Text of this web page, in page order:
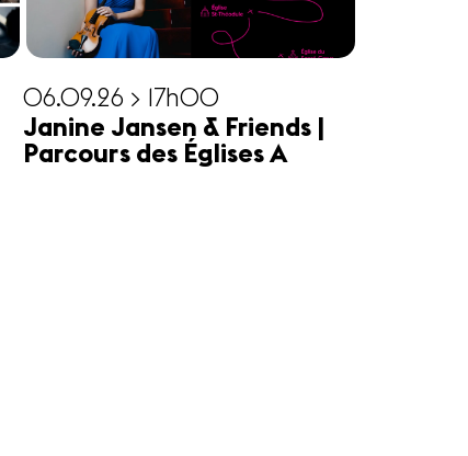
06.09.26 > 17h00
Janine Jansen & Friends |
Parcours des Églises A